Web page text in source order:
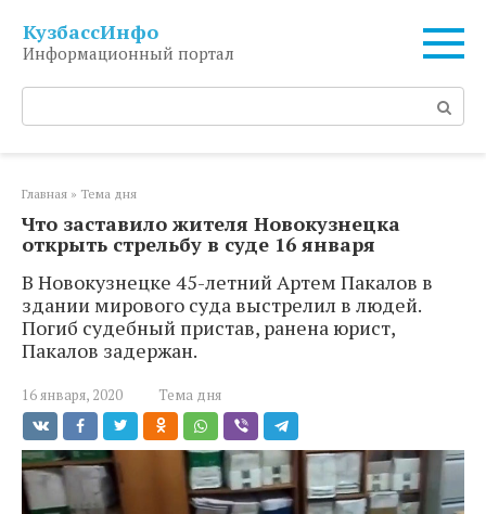
контенту
КузбассИнфо
Информационный портал
Поиск:
Главная » Тема дня
Что заставило жителя Новокузнецка
открыть стрельбу в суде 16 января
В Новокузнецке 45-летний Артем Пакалов в
здании мирового суда выстрелил в людей.
Погиб судебный пристав, ранена юрист,
Пакалов задержан.
16 января, 2020 Тема дня